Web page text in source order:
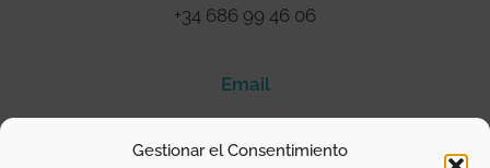
Gestionar el Consentimiento
+34 686 99 46 06
Email